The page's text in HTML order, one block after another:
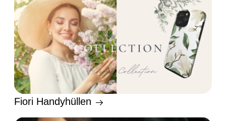
Fiori Handyhüllen